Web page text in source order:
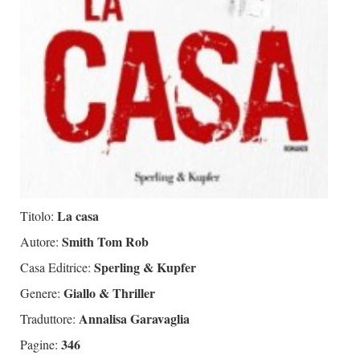
Tabù Festival 2014
A Tutto Volume
Salone di Torino
Marketing
Titolo: La casa
Autore: Smith Tom Rob
Casa Editrice: Sperling & Kupfer
Genere: Giallo & Thriller
Traduttore: Annalisa Garavaglia
Pagine: 346